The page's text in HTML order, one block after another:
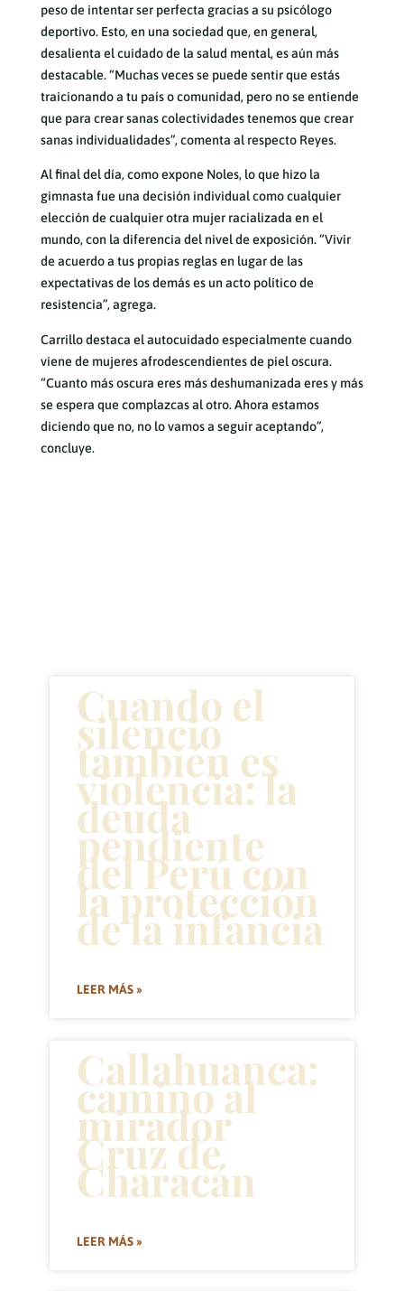
peso de intentar ser perfecta gracias a su psicólogo
deportivo. Esto, en una sociedad que, en general,
desalienta el cuidado de la salud mental, es aún más
destacable. “Muchas veces se puede sentir que estás
traicionando a tu país o comunidad, pero no se entiende
que para crear sanas colectividades tenemos que crear
sanas individualidades”, comenta al respecto Reyes.
Al final del día, como expone Noles, lo que hizo la
gimnasta fue una decisión individual como cualquier
elección de cualquier otra mujer racializada en el
mundo, con la diferencia del nivel de exposición. “Vivir
de acuerdo a tus propias reglas en lugar de las
expectativas de los demás es un acto político de
resistencia”, agrega.
Carrillo destaca el autocuidado especialmente cuando
viene de mujeres afrodescendientes de piel oscura.
“Cuanto más oscura eres más deshumanizada eres y más
se espera que complazcas al otro. Ahora estamos
diciendo que no, no lo vamos a seguir aceptando”,
concluye.
Cuando el
silencio
también es
violencia: la
deuda
pendiente
del Perú con
la protección
de la infancia
LEER MÁS »
Callahuanca:
camino al
mirador
Cruz de
Characán
LEER MÁS »